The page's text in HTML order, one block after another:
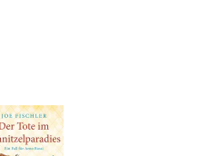
der Schneesturm des
. . .